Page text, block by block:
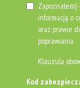
informacją o
oraz prawie
poprawiania
Klauzula
Kod